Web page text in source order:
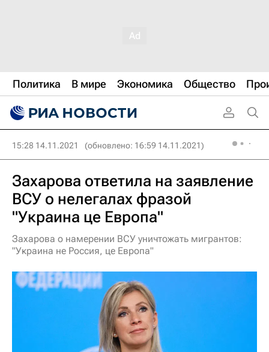
Политика В мире Экономика Общество
15:28 14.11.2021 (обновлено: 16:59 14.11.2021)
Захарова ответила на заявление
ВСУ о нелегалах фразой
"Украина це Европа"
Захарова о намерении ВСУ уничтожать мигрантов:
"Украина не Россия, це Европа"